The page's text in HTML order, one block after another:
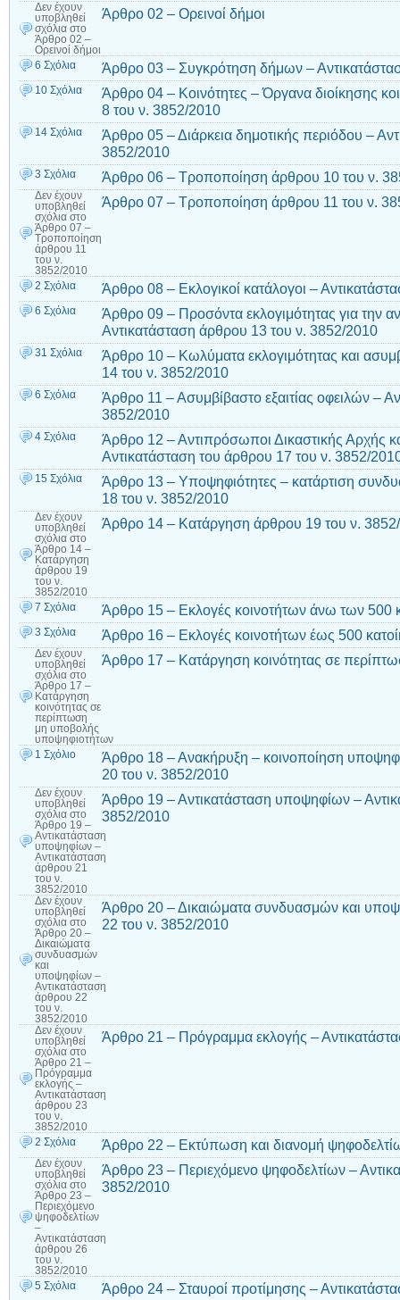
Δεν έχουν
υποβληθεί
σχόλια στο
Άρθρο 02 –
Ορεινοί δήμοι
Άρθρο 02 – Ορεινοί δήμοι
6 Σχόλια Άρθρο 03 – Συγκρότηση δήμων –
10 Σχόλια
Άρθρο 04 – Κοινότητες – Όργανα διοίκησης
8 του ν. 3852/2010
14 Σχόλια
Άρθρο 05 – Διάρκεια δημοτικής περιόδου –
3852/2010
3 Σχόλια Άρθρο 06 – Τροποποίηση άρθρου 10 του ν.
Δεν έχουν
υποβληθεί
σχόλια στο
Άρθρο 07 –
Τροποποίηση
άρθρου 11
του ν.
3852/2010
Άρθρο 07 – Τροποποίηση άρθρου 11 του ν.
2 Σχόλια Άρθρο 08 – Εκλογικοί κατάλογοι –
6 Σχόλια
Άρθρο 09 – Προσόντα εκλογιμότητας για την
Αντικατάσταση άρθρου 13 του ν. 3852/2010
31 Σχόλια
Άρθρο 10 – Κωλύματα εκλογιμότητας και
14 του ν. 3852/2010
6 Σχόλια
Άρθρο 11 – Ασυμβίβαστο εξαιτίας οφειλών –
3852/2010
4 Σχόλια
Άρθρο 12 – Αντιπρόσωποι Δικαστικής Αρχής
Αντικατάσταση του άρθρου 17 του ν. 3852/
15 Σχόλια
Άρθρο 13 – Υποψηφιότητες – κατάρτιση
18 του ν. 3852/2010
Δεν έχουν
υποβληθεί
σχόλια στο
Άρθρο 14 –
Κατάργηση
άρθρου 19
του ν.
3852/2010
Άρθρο 14 – Κατάργηση άρθρου 19 του ν.
7 Σχόλια Άρθρο 15 – Εκλογές κοινοτήτων άνω των 500
3 Σχόλια Άρθρο 16 – Εκλογές κοινοτήτων έως 500
Δεν έχουν
υποβληθεί
σχόλια στο
Άρθρο 17 –
Κατάργηση
κοινότητας σε
περίπτωση
μη υποβολής
υποψηφιοτήτων
Άρθρο 17 – Κατάργηση κοινότητας σε
1 Σχόλιο
Άρθρο 18 – Ανακήρυξη – κοινοποίηση
20 του ν. 3852/2010
Δεν έχουν
υποβληθεί
σχόλια στο
Άρθρο 19 –
Αντικατάσταση
υποψηφίων –
Αντικατάσταση
άρθρου 21
του ν.
3852/2010
Άρθρο 19 – Αντικατάσταση υποψηφίων –
3852/2010
Δεν έχουν
υποβληθεί
σχόλια στο
Άρθρο 20 –
Δικαιώματα
συνδυασμών
και
υποψηφίων –
Αντικατάσταση
άρθρου 22
του ν.
3852/2010
Άρθρο 20 – Δικαιώματα συνδυασμών και
22 του ν. 3852/2010
Δεν έχουν
υποβληθεί
σχόλια στο
Άρθρο 21 –
Πρόγραμμα
εκλογής –
Αντικατάσταση
άρθρου 23
του ν.
3852/2010
Άρθρο 21 – Πρόγραμμα εκλογής –
2 Σχόλια Άρθρο 22 – Εκτύπωση και διανομή
Δεν έχουν
υποβληθεί
σχόλια στο
Άρθρο 23 –
Περιεχόμενο
ψηφοδελτίων
–
Αντικατάσταση
άρθρου 26
του ν.
3852/2010
Άρθρο 23 – Περιεχόμενο ψηφοδελτίων –
3852/2010
5 Σχόλια Άρθρο 24 – Σταυροί προτίμησης –